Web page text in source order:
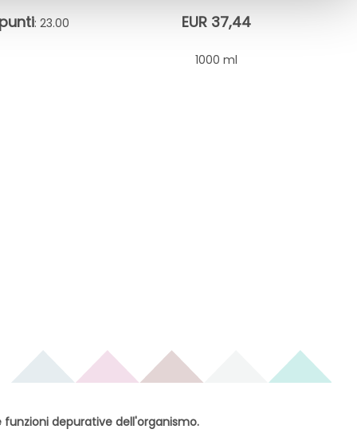
: 23.00 EUR 37,44
1000 ml
funzioni depurative dell'organismo.